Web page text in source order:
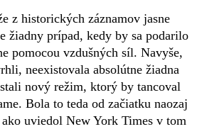
z historických záznamov jasne
žiadny prípad, kedy by sa podarilo
pomocou vzdušných síl. Navyše,
neexistovala absolútne žiadna
nový režim, ktorý by tancoval
Bola to teda od začiatku naozaj
ako uviedol New York Times v tom